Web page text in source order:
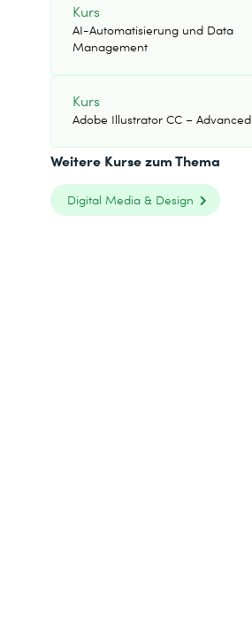
Kurs
AI-Automatisierung und Data
Management
Kurs
Adobe Illustrator CC – Advanced
Weitere Kurse zum Thema
Digital Media & Design